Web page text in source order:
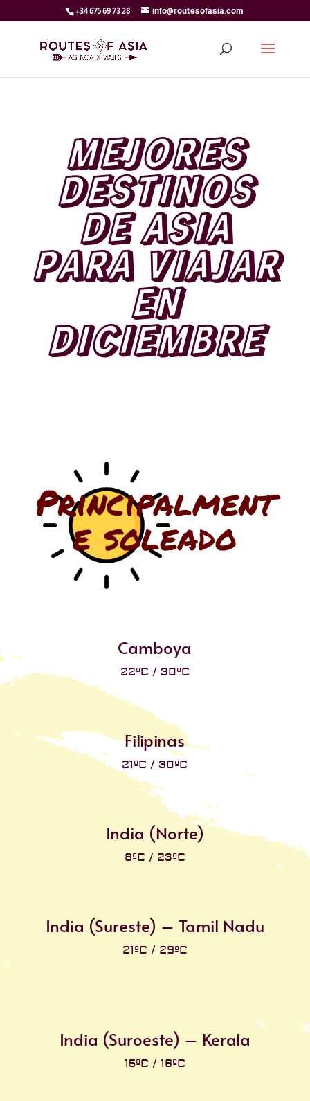
+34 675 69 73 28 info@routesofasia.com
MEJORES
DESTINOS
DE ASIA
PARA VIAJAR
EN
DICIEMBRE
Principalment
e soleado
Camboya
22ºC / 30ºC
Filipinas
21ºC / 30ºC
India (Norte)
8ºC / 23ºC
India (Sureste) – Tamil Nadu
21ºC / 29ºC
India (Suroeste) – Kerala
15ºC / 16ºC